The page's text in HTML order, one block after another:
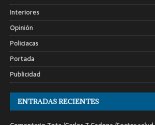
Interiores
Opinión
Policiacas
Portada
Publicidad
ENTRADAS RECIENTES